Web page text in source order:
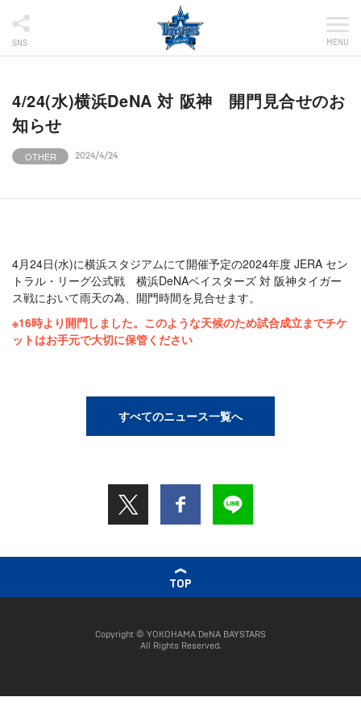
SNS MENU
4/24(水)横浜DeNA 対 阪神 開門見合せのお
知らせ
OTHER 2024/4/24
4月24日(水)に横浜スタジアムにて開催予定の2024年度 JERA セン
トラル・リーグ公式戦 横浜DeNAベイスターズ 対 阪神タイガー
ス戦において雨天の為、開門時間を見合せます。
※16時より開門しました。このような天候のため試合成立までチケ
ットはお手元で大切に保管ください
すべてのニュース一覧へ
TOP
Copyright © YOKOHAMA DeNA BAYSTARS
All Rights Reserved.